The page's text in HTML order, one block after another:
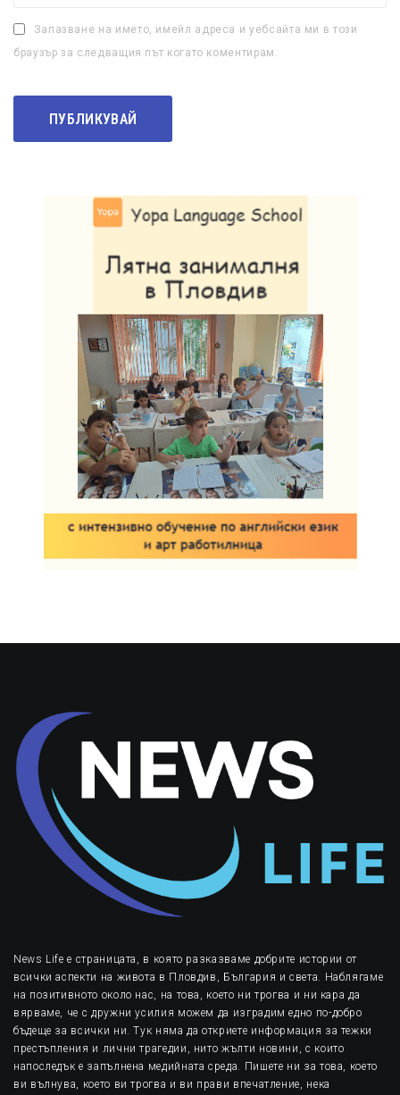
Запазване на името, имейл адреса и уебсайта ми в този
браузър за следващия път когато коментирам.
News Life е страницата, в която разказваме добрите истории от
всички аспекти на живота в Пловдив, България и света. Наблягаме
на позитивното около нас, на това, което ни трогва и ни кара да
вярваме, че с дружни усилия можем да изградим едно по-добро
бъдеще за всички ни. Тук няма да откриете информация за тежки
престъпления и лични трагедии, нито жълти новини, с които
напоследък е запълнена медийната среда. Пишете ни за това, което
ви вълнува, което ви трогва и ви прави впечатление, нека